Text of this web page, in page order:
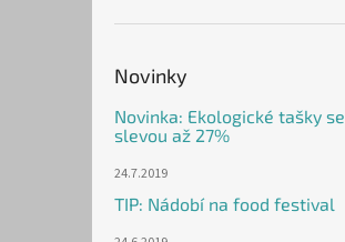
Novinky
Novinka: Ekologické tašky se
slevou až 27%
24.7.2019
TIP: Nádobí na food festival